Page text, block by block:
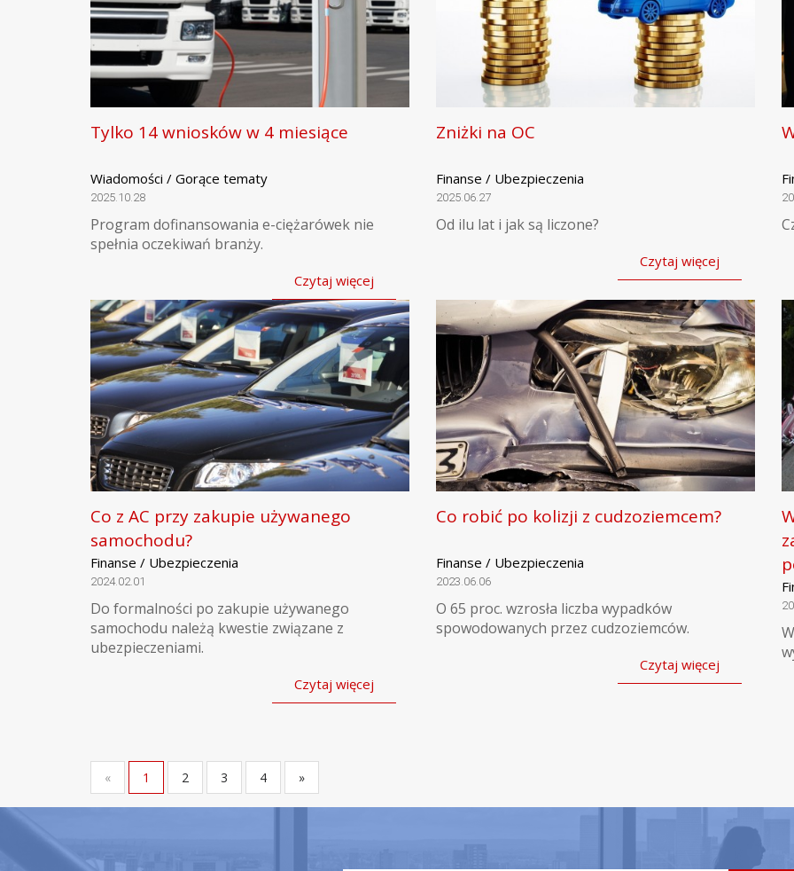
Tylko 14 wniosków w 4 miesiące
Wiadomości / Gorące tematy
2025.10.28
Program dofinansowania e-ciężarówek nie
spełnia oczekiwań branży.
Czytaj więcej
Zniżki na OC
Finanse / Ubezpieczenia
2025.06.27
Od ilu lat i jak są liczone?
Czytaj więcej
Co z AC przy zakupie używanego
samochodu?
Finanse / Ubezpieczenia
2024.02.01
Do formalności po zakupie używanego
samochodu należą kwestie związane z
ubezpieczeniami.
Czytaj więcej
Co robić po kolizji z cudzoziemcem?
Finanse / Ubezpieczenia
2023.06.06
O 65 proc. wzrosła liczba wypadków
spowodowanych przez cudzoziemców.
Czytaj więcej
« 1 2 3 4 »